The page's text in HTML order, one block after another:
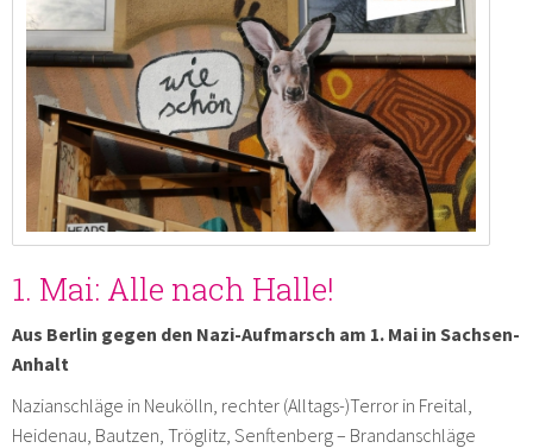
1. Mai: Alle nach Halle!
Aus Berlin gegen den Nazi-Aufmarsch am 1. Mai in Sachsen-
Anhalt
Nazianschläge in Neukölln, rechter (Alltags-)Terror in Freital,
Heidenau, Bautzen, Tröglitz, Senftenberg – Brandanschläge